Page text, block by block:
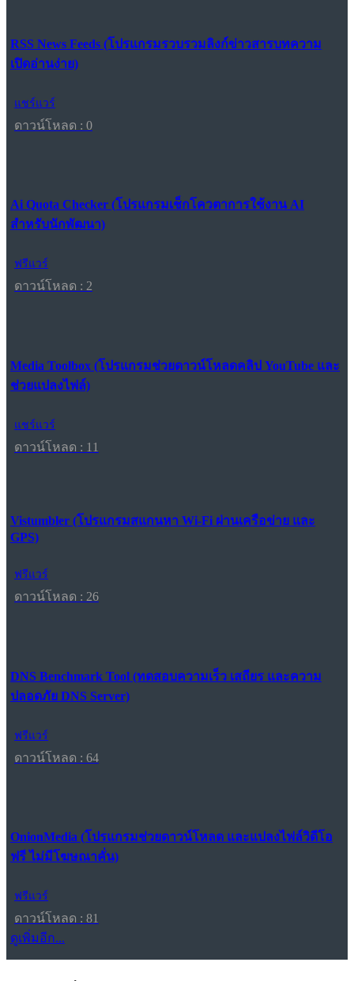
RSS News Feeds (โปรแกรมรวบรวมลิงก์ข่าวสารบทความ
เปิดอ่านง่าย)
แชร์แวร์
ดาวน์โหลด : 0
Ai Quota Checker (โปรแกรมเช็กโควตาการใช้งาน AI
สำหรับนักพัฒนา)
ฟรีแวร์
ดาวน์โหลด : 2
Media Toolbox (โปรแกรมช่วยดาวน์โหลดคลิป YouTube และ
ช่วยแปลงไฟล์)
แชร์แวร์
ดาวน์โหลด : 11
Vistumbler (โปรแกรมสแกนหา Wi-Fi ผ่านเครือข่าย และ
GPS)
ฟรีแวร์
ดาวน์โหลด : 26
DNS Benchmark Tool (ทดสอบความเร็ว เสถียร และความ
ปลอดภัย DNS Server)
ฟรีแวร์
ดาวน์โหลด : 64
OnionMedia (โปรแกรมช่วยดาวน์โหลด และแปลงไฟล์วิดีโอ
ฟรี ไม่มีโฆษณาคั่น)
ฟรีแวร์
ดาวน์โหลด : 81
ดูเพิ่มอีก...